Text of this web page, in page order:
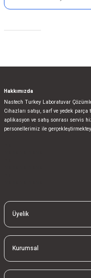
Hakkımızda
Nastech Turkey Laboratuvar
Cihazları satışı, sarf ve yedek
aplikasyon ve satış sonrası servis
personellerimiz ile
Üyelik
Kurumsal